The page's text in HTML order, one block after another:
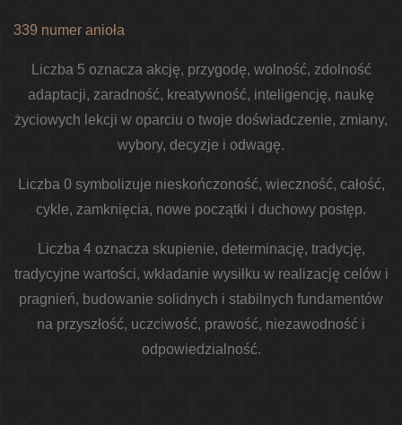
339 numer anioła
Liczba 5 oznacza akcję, przygodę, wolność, zdolność
adaptacji, zaradność, kreatywność, inteligencję, naukę
życiowych lekcji w oparciu o twoje doświadczenie, zmiany,
wybory, decyzje i odwagę.
Liczba 0 symbolizuje nieskończoność, wieczność, całość,
cykle, zamknięcia, nowe początki i duchowy postęp.
Liczba 4 oznacza skupienie, determinację, tradycję,
tradycyjne wartości, wkładanie wysiłku w realizację celów i
pragnień, budowanie solidnych i stabilnych fundamentów
na przyszłość, uczciwość, prawość, niezawodność i
odpowiedzialność.